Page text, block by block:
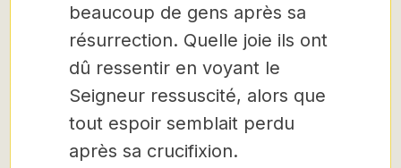
beaucoup de gens après sa
résurrection. Quelle joie ils ont
dû ressentir en voyant le
Seigneur ressuscité, alors que
tout espoir semblait perdu
après sa crucifixion.